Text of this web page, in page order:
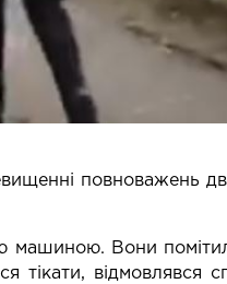
повноважень
Вони
тікати, відмовлявся